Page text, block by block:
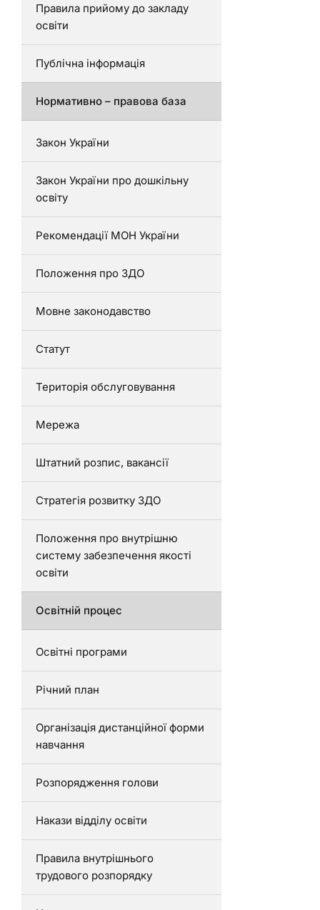
Правила прийому до закладу
освіти
Публічна інформація
Нормативно – правова база
Закон України
Закон України про дошкільну
освіту
Рекомендації МОН України
Положення про ЗДО
Мовне законодавство
Статут
Територія обслуговування
Мережа
Штатний розпис, вакансії
Стратегія розвитку ЗДО
Положення про внутрішню
систему забезпечення якості
освіти
Освітній процес
Освітні програми
Річний план
Організація дистанційної форми
навчання
Розпорядження голови
Накази відділу освіти
Правила внутрішнього
трудового розпорядку